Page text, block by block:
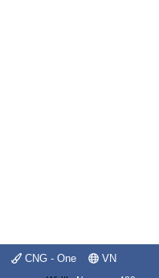
CNG - One VN